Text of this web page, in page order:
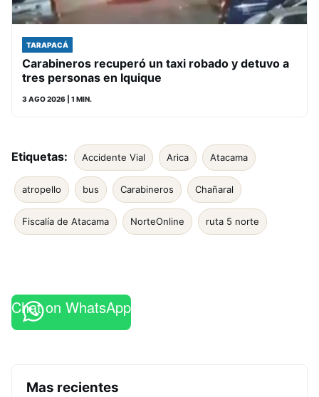
TARAPACÁ
Carabineros recuperó un taxi robado y detuvo a
tres personas en Iquique
3 AGO 2026 | 1 MIN.
Etiquetas: Accidente Vial Arica Atacama
atropello bus Carabineros Chañaral
Fiscalía de Atacama NorteOnline ruta 5 norte
Chat on WhatsApp
Mas recientes